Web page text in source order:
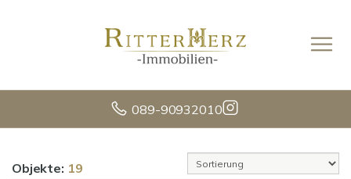
089-90932010
Objekte: 19